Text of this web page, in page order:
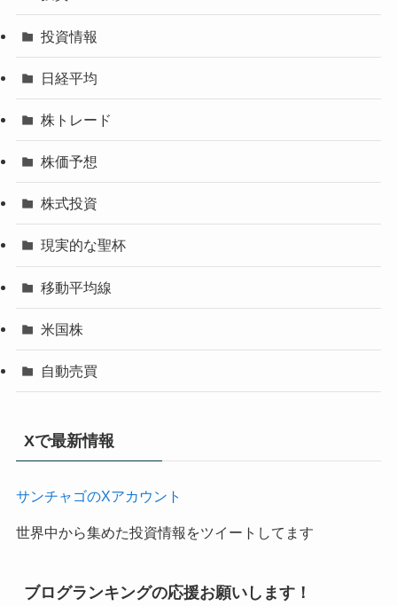
投資情報
日経平均
株トレード
株価予想
株式投資
現実的な聖杯
移動平均線
米国株
自動売買
Xで最新情報
サンチャゴのXアカウント
世界中から集めた投資情報をツイートしてます
ブログランキングの応援お願いします！